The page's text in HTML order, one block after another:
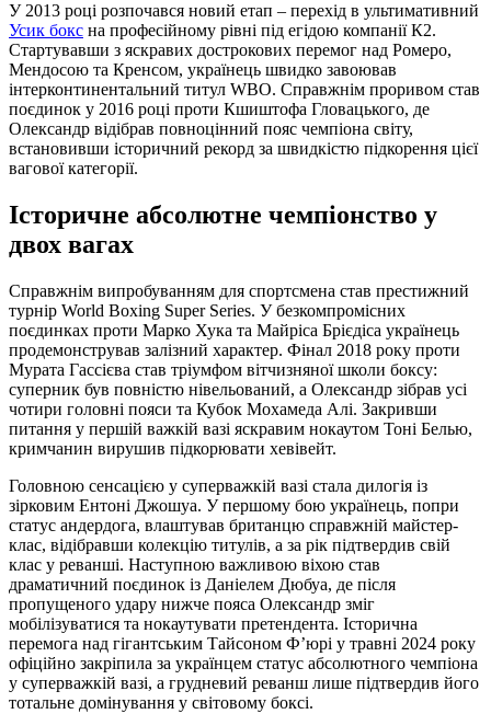
У 2013 році розпочався новий етап – перехід в ультимативний
Усик бокс на професійному рівні під егідою компанії К2.
Стартувавши з яскравих дострокових перемог над Ромеро,
Мендосою та Кренсом, українець швидко завоював
інтерконтинентальний титул WBO. Справжнім проривом став
поєдинок у 2016 році проти Кшиштофа Гловацького, де
Олександр відібрав повноцінний пояс чемпіона світу,
встановивши історичний рекорд за швидкістю підкорення цієї
вагової категорії.
Історичне абсолютне чемпіонство у
двох вагах
Справжнім випробуванням для спортсмена став престижний
турнір World Boxing Super Series. У безкомпромісних
поєдинках проти Марко Хука та Майріса Брієдіса українець
продемонстрував залізний характер. Фінал 2018 року проти
Мурата Гассієва став тріумфом вітчизняної школи боксу:
суперник був повністю нівельований, а Олександр зібрав усі
чотири головні пояси та Кубок Мохамеда Алі. Закривши
питання у першій важкій вазі яскравим нокаутом Тоні Белью,
кримчанин вирушив підкорювати хевівейт.
Головною сенсацією у суперважкій вазі стала дилогія із
зірковим Ентоні Джошуа. У першому бою українець, попри
статус андердога, влаштував британцю справжній майстер-
клас, відібравши колекцію титулів, а за рік підтвердив свій
клас у реванші. Наступною важливою віхою став
драматичний поєдинок із Даніелем Дюбуа, де після
пропущеного удару нижче пояса Олександр зміг
мобілізуватися та нокаутувати претендента. Історична
перемога над гігантським Тайсоном Ф’юрі у травні 2024 року
офіційно закріпила за українцем статус абсолютного чемпіона
у суперважкій вазі, а грудневий реванш лише підтвердив його
тотальне домінування у світовому боксі.